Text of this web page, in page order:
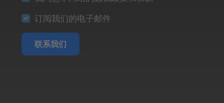
订阅我们的电子邮件
联系我们